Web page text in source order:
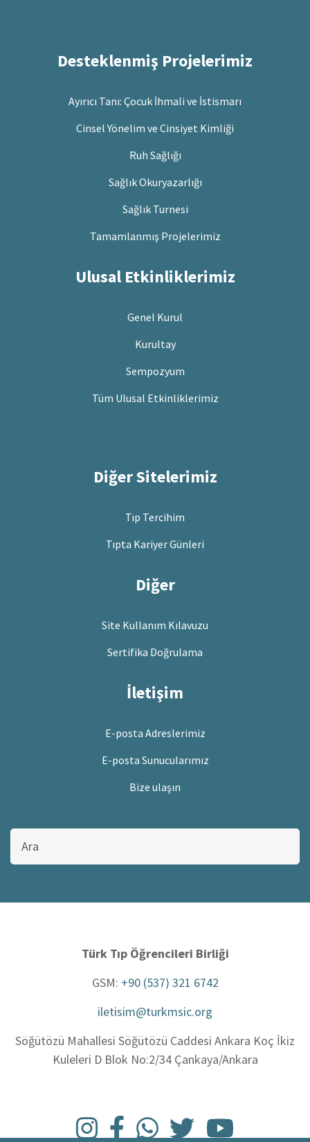
Desteklenmiş Projelerimiz
Ayırıcı Tanı: Çocuk İhmali ve İstismarı
Cinsel Yönelim ve Cinsiyet Kimliği
Ruh Sağlığı
Sağlık Okuryazarlığı
Sağlık Turnesi
Tamamlanmış Projelerimiz
Ulusal Etkinliklerimiz
Genel Kurul
Kurultay
Sempozyum
Tüm Ulusal Etkinliklerimiz
Diğer Sitelerimiz
Tıp Tercihim
Tıpta Kariyer Günleri
Diğer
Site Kullanım Kılavuzu
Sertifika Doğrulama
İletişim
E-posta Adreslerimiz
E-posta Sunucularımız
Bize ulaşın
Bu
sitede
ara
Türk Tıp Öğrencileri Birliği
GSM: +90 (537) 321 6742
iletisim@turkmsic.org
Söğütözü Mahallesi Söğütözü Caddesi Ankara Koç İkiz
Kuleleri D Blok No:2/34 Çankaya/Ankara